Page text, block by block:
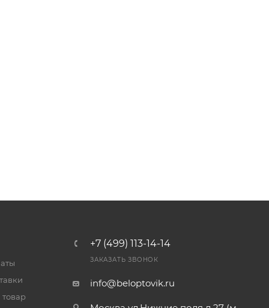
+7 (499) 113-14-14
ЗАКАЗАТЬ ЗВОНОК
info@beloptovik.ru